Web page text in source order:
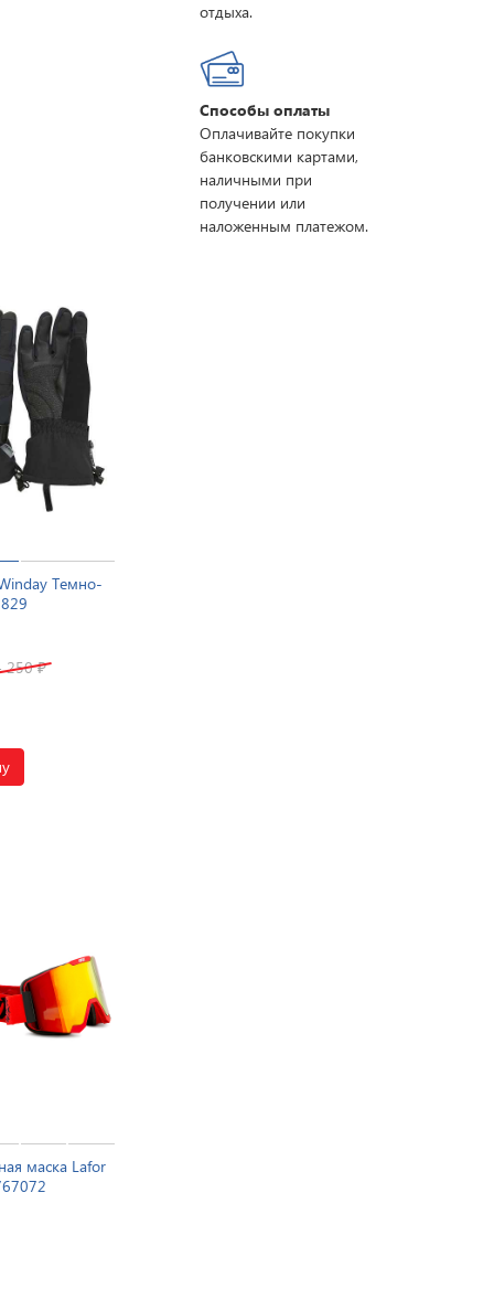
Темно-
250₽
маска Lafor
отдыха.
Способы оплаты
Оплачивайте покупки
банковскими картами,
наличными при
получении или
наложенным платежом.